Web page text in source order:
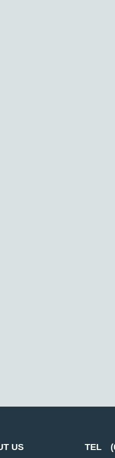
US TEL